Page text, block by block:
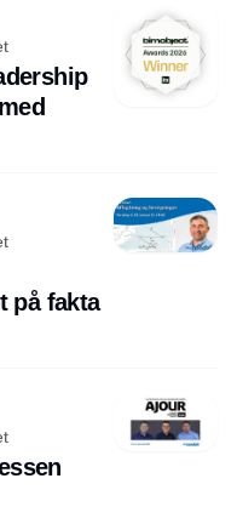
på fakta